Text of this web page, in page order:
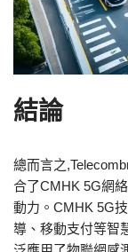
結論
總而言之
合了CMHK 5G網
動力。CMHK 5G
導、移動支付等智